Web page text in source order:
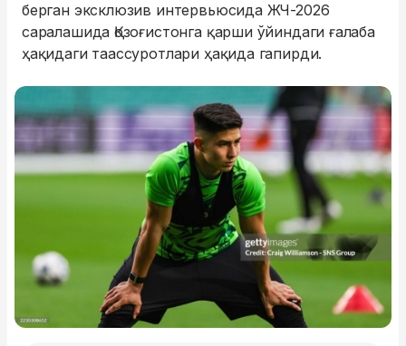
берган эксклюзив интервьюсида ЖЧ-2026
саралашида Қозоғистонга қарши ўйиндаги ғалаба
ҳақидаги таассуротлари ҳақида гапирди.